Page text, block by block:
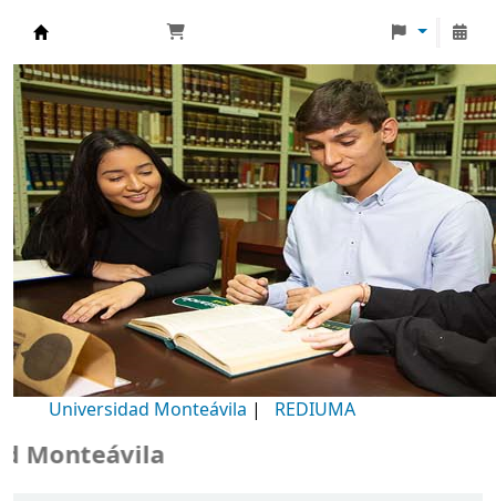
Biblioteca Universidad Monteávila
Universidad Monteávila | REDIUMA